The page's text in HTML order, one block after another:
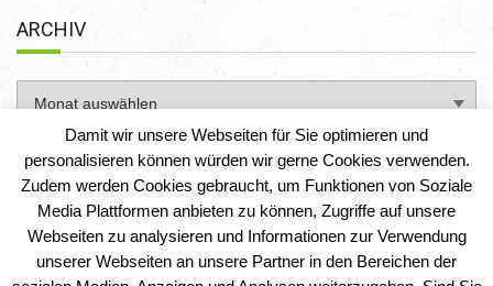
ARCHIV
Damit wir unsere Webseiten für Sie optimieren und
personalisieren können würden wir gerne Cookies verwenden.
Zudem werden Cookies gebraucht, um Funktionen von Soziale
Media Plattformen anbieten zu können, Zugriffe auf unsere
Webseiten zu analysieren und Informationen zur Verwendung
unserer Webseiten an unsere Partner in den Bereichen der